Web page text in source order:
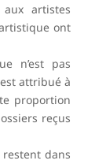
aux artistes
ont
n’est pas
attribué à
proportion
reçus
dans